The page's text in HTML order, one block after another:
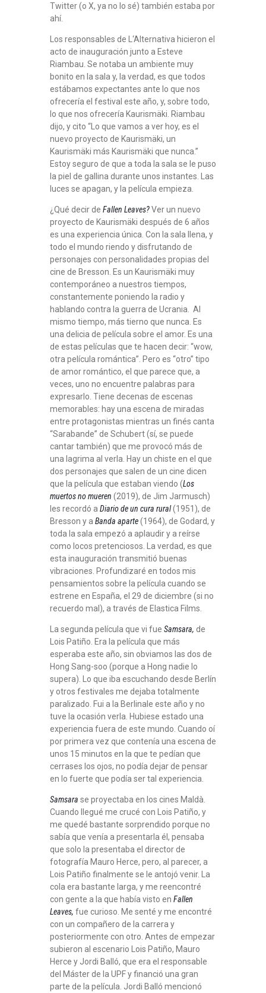
Twitter (o X, ya no lo sé) también estaba por
ahí.
Los responsables de L‘Alternativa hicieron el
acto de inauguración junto a Esteve
Riambau. Se notaba un ambiente muy
bonito en la sala y, la verdad, es que todos
estábamos expectantes ante lo que nos
ofrecería el festival este año, y, sobre todo,
lo que nos ofrecería Kaurismäki. Riambau
dijo, y cito “Lo que vamos a ver hoy, es el
nuevo proyecto de Kaurismäki, un
Kaurismäki más Kaurismäki que nunca.”
Estoy seguro de que a toda la sala se le puso
la piel de gallina durante unos instantes. Las
luces se apagan, y la película empieza.
¿Qué decir de Fallen Leaves?Ver un nuevo
proyecto de Kaurismäki después de 6 años
es una experiencia única. Con la sala llena, y
todo el mundo riendo y disfrutando de
personajes con personalidades propias del
cine de Bresson. Es un Kaurismäki muy
contemporáneo a nuestros tiempos,
constantemente poniendo la radio y
hablando contra la guerra de Ucrania. Al
mismo tiempo, más tierno que nunca. Es
una delicia de película sobre el amor. Es una
de estas películas que te hacen decir: “wow,
otra película romántica”. Pero es “otro” tipo
de amor romántico, el que parece que, a
veces, uno no encuentre palabras para
expresarlo. Tiene decenas de escenas
memorables: hay una escena de miradas
entre protagonistas mientras un finés canta
“Sarabande” de Schubert (sí, se puede
cantar también) que me provocó más de
una lagrima al verla. Hay un chiste en el que
dos personajes que salen de un cine dicen
que la película que estaban viendo (Los
muertos no mueren (2019), de Jim Jarmusch)
les recordó a Diario de un cura rural(1951), de
Bresson y a Banda aparte(1964), de Godard, y
toda la sala empezó a aplaudir y a reírse
como locos pretenciosos. La verdad, es que
esta inauguración transmitió buenas
vibraciones. Profundizaré en todos mis
pensamientos sobre la película cuando se
estrene en España, el 29 de diciembre (si no
recuerdo mal), a través de Elastica Films.
La segunda película que vi fue Samsara, de
Lois Patiño. Era la película que más
esperaba este año, sin obviamos las dos de
Hong Sang-soo (porque a Hong nadie lo
supera). Lo que iba escuchando desde Berlín
y otros festivales me dejaba totalmente
paralizado. Fui a la Berlinale este año y no
tuve la ocasión verla. Hubiese estado una
experiencia fuera de este mundo. Cuando oí
por primera vez que contenía una escena de
unos 15 minutos en la que te pedían que
cerrases los ojos, no podía dejar de pensar
en lo fuerte que podía ser tal experiencia.
Samsara se proyectaba en los cines Maldà.
Cuando llegué me crucé con Lois Patiño, y
me quedé bastante sorprendido porque no
sabía que venía a presentarla él, pensaba
que solo la presentaba el director de
fotografía Mauro Herce, pero, al parecer, a
Lois Patiño finalmente se le antojó venir. La
cola era bastante larga, y me reencontré
con gente a la que había visto en Fallen
Leaves, fue curioso. Me senté y me encontré
con un compañero de la carrera y
posteriormente con otro. Antes de empezar
subieron al escenario Lois Patiño, Mauro
Herce y Jordi Balló, que era el responsable
del Máster de la UPF y financió una gran
parte de la película. Jordi Balló mencionó